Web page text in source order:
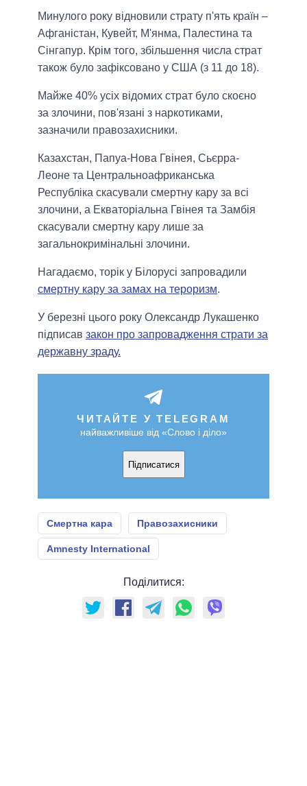
Минулого року відновили страту п'ять країн –
Афганістан, Кувейт, М'янма, Палестина та
Сінгапур. Крім того, збільшення числа страт
також було зафіксовано у США (з 11 до 18).
Майже 40% усіх відомих страт було скоєно
за злочини, пов'язані з наркотиками,
зазначили правозахисники.
Казахстан, Папуа-Нова Гвінея, Сьєрра-
Леоне та Центральноафриканська
Республіка скасували смертну кару за всі
злочини, а Екваторіальна Гвінея та Замбія
скасували смертну кару лише за
загальнокримінальні злочини.
Нагадаємо, торік у Білорусі запровадили
смертну кару за замах на тероризм.
У березні цього року Олександр Лукашенко
підписав закон про запровадження страти за
державну зраду.
ЧИТАЙТЕ У TELEGRAM
найважливіше від «Слово і діло»
Підписатися
Смертна кара Правозахисники
Amnesty International
Поділитися: